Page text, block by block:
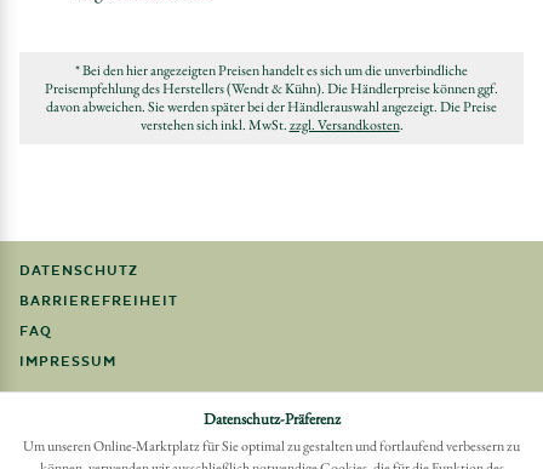
* Bei den hier angezeigten Preisen handelt es sich um die unverbindliche
Preisempfehlung des Herstellers (Wendt & Kühn). Die Händlerpreise können ggf.
davon abweichen. Sie werden später bei der Händlerauswahl angezeigt. Die Preise
verstehen sich inkl. MwSt.zzgl. Versandkosten.
DATENSCHUTZ
BARRIEREFREIHEIT
FAQ
IMPRESSUM
Möchten Sie eine Bestellung widerrufen?
Hier Widerruf mit wenigen Klicks online erreichen
Datenschutz-Präferenz
Um unseren Online-Marktplatz für Sie optimal zu gestalten und fortlaufend verbessern zu